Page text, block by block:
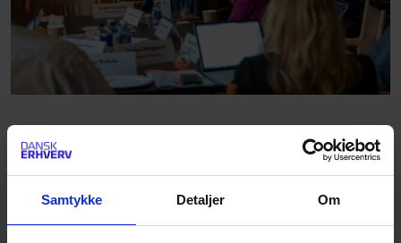
Samtykke Detaljer Om
Designit